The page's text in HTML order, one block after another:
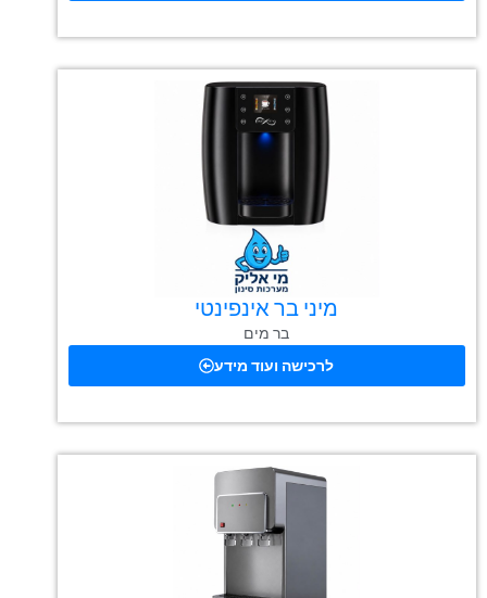
מיני בר אינפינטי
בר מים
לרכישה ועוד מידע